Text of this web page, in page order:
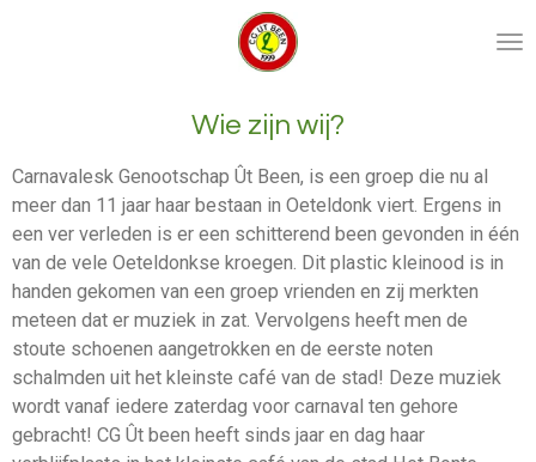
Wie zijn wij?
Carnavalesk Genootschap Ût Been, is een groep die nu al
meer dan 11 jaar haar bestaan in Oeteldonk viert. Ergens in
een ver verleden is er een schitterend been gevonden in één
van de vele Oeteldonkse kroegen. Dit plastic kleinood is in
handen gekomen van een groep vrienden en zij merkten
meteen dat er muziek in zat. Vervolgens heeft men de
stoute schoenen aangetrokken en de eerste noten
schalmden uit het kleinste café van de stad! Deze muziek
wordt vanaf iedere zaterdag voor carnaval ten gehore
gebracht! CG Ût been heeft sinds jaar en dag haar